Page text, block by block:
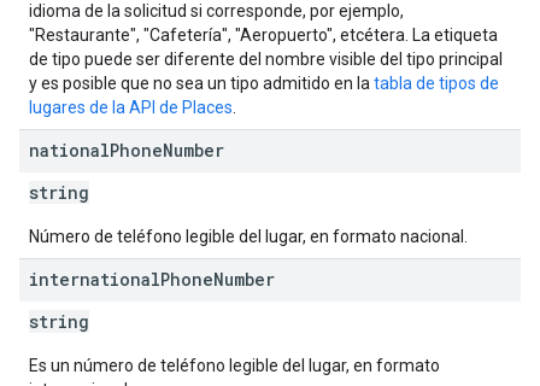
idioma de la solicitud si corresponde, por ejemplo,
"Restaurante", "Cafetería", "Aeropuerto", etcétera. La etiqueta
de tipo puede ser diferente del nombre visible del tipo principal
y es posible que no sea un tipo admitido en la tabla de tipos de
lugares de la API de Places
nationalPhoneNumber
string
Número de teléfono legible del lugar, en formato nacional.
internationalPhoneNumber
string
Es un número de teléfono legible del lugar, en formato